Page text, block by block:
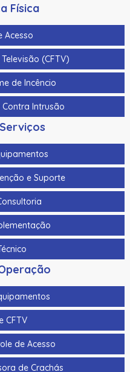
Física
Acesso
(CFTV)
de Incêncio
Intrusão
e Suporte
CFTV
de Acesso
de Crachás